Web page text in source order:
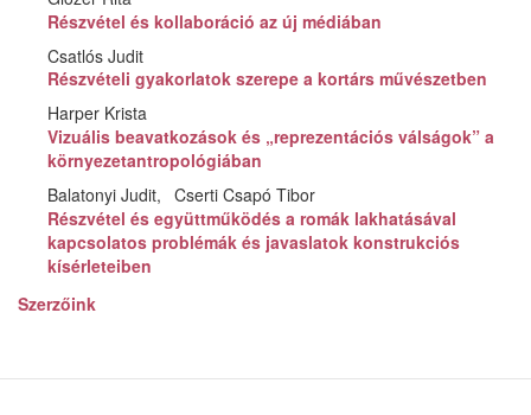
Részvétel és kollaboráció az új médiában
Csatlós Judit
Részvételi gyakorlatok szerepe a kortárs művészetben
Harper Krista
Vizuális beavatkozások és „reprezentációs válságok” a
környezetantropológiában
Balatonyi Judit
Cserti Csapó Tibor
Részvétel és együttműködés a romák lakhatásával
kapcsolatos problémák és javaslatok konstrukciós
kísérleteiben
Szerzőink